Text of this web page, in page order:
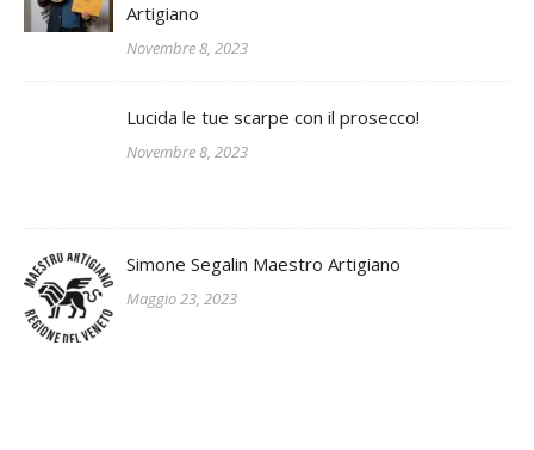
Artigiano
Novembre 8, 2023
Lucida le tue scarpe con il prosecco!
Novembre 8, 2023
Simone Segalin Maestro Artigiano
Maggio 23, 2023